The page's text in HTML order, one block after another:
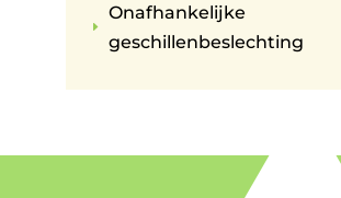
E
Onafhankelijke
geschillenbeslechting